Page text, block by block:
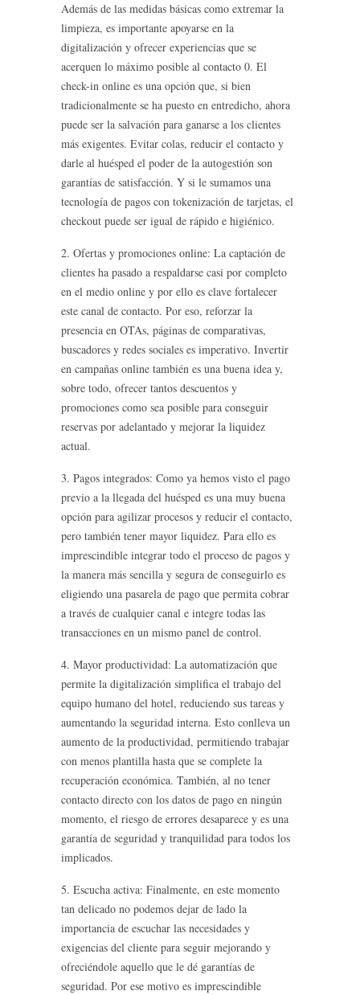
Además de las medidas básicas como extremar la
limpieza, es importante apoyarse en la
digitalización y ofrecer experiencias que se
acerquen lo máximo posible al contacto 0. El
check-in online es una opción que, si bien
tradicionalmente se ha puesto en entredicho, ahora
puede ser la salvación para ganarse a los clientes
más exigentes. Evitar colas, reducir el contacto y
darle al huésped el poder de la autogestión son
garantías de satisfacción. Y si le sumamos una
tecnología de pagos con tokenización de tarjetas, el
checkout puede ser igual de rápido e higiénico.
2. Ofertas y promociones online: La captación de
clientes ha pasado a respaldarse casi por completo
en el medio online y por ello es clave fortalecer
este canal de contacto. Por eso, reforzar la
presencia en OTAs, páginas de comparativas,
buscadores y redes sociales es imperativo. Invertir
en campañas online también es una buena idea y,
sobre todo, ofrecer tantos descuentos y
promociones como sea posible para conseguir
reservas por adelantado y mejorar la liquidez
actual.
3. Pagos integrados: Como ya hemos visto el pago
previo a la llegada del huésped es una muy buena
opción para agilizar procesos y reducir el contacto,
pero también tener mayor liquidez. Para ello es
imprescindible integrar todo el proceso de pagos y
la manera más sencilla y segura de conseguirlo es
eligiendo una pasarela de pago que permita cobrar
a través de cualquier canal e integre todas las
transacciones en un mismo panel de control.
4. Mayor productividad: La automatización que
permite la digitalización simplifica el trabajo del
equipo humano del hotel, reduciendo sus tareas y
aumentando la seguridad interna. Esto conlleva un
aumento de la productividad, permitiendo trabajar
con menos plantilla hasta que se complete la
recuperación económica. También, al no tener
contacto directo con los datos de pago en ningún
momento, el riesgo de errores desaparece y es una
garantía de seguridad y tranquilidad para todos los
implicados.
5. Escucha activa: Finalmente, en este momento
tan delicado no podemos dejar de lado la
importancia de escuchar las necesidades y
exigencias del cliente para seguir mejorando y
ofreciéndole aquello que le dé garantías de
seguridad. Por ese motivo es imprescindible